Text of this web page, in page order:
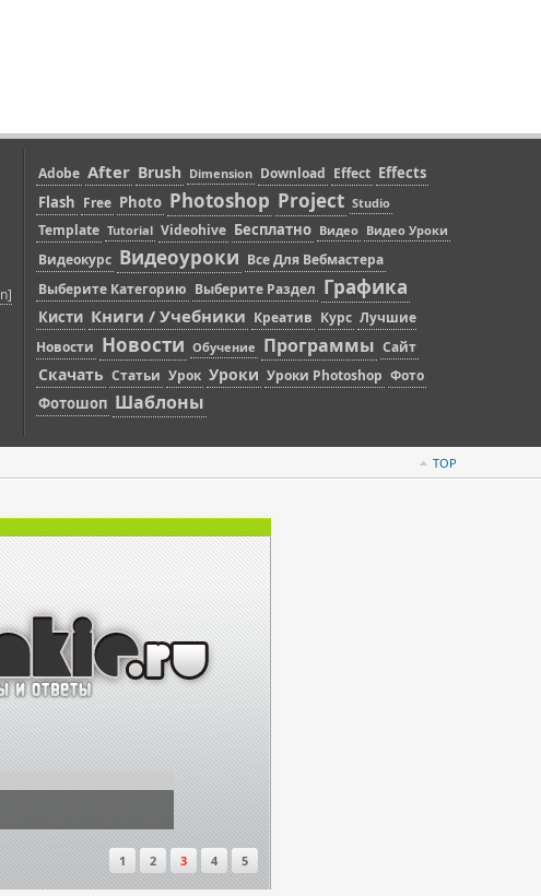
Adobe After Brush Dimension Download Effect Effects
Flash Free Photo Photoshop Project Studio
Template Tutorial Videohive Бесплатно Видео Видео Уроки
Видеокурс Видеоуроки Все Для Вебмастера
Выберите Категорию Выберите Раздел Графика
Кисти Книги / Учебники Креатив Курс Лучшие
Новости Новости Обучение Программы Сайт
Скачать Статьи Урок Уроки Уроки Photoshop Фото
Фотошоп Шаблоны
TOP
1 2 3 4 5